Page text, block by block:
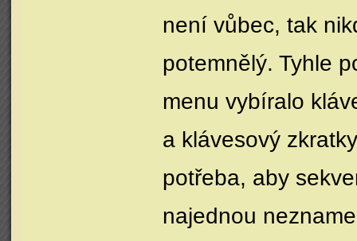
není vůbec, tak
potemnělý. Tyhle
menu vybíralo
a klávesový
potřeba, aby
najednou